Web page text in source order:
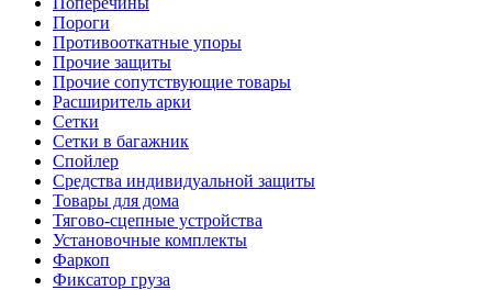
Пороги
Противооткатные упоры
Прочие защиты
Прочие сопутствующие товары
Расширитель арки
Сетки
Сетки в багажник
Спойлер
Средства индивидуальной защиты
Товары для дома
Тягово-сцепные устройства
Установочные комплекты
Фаркоп
Фиксатор груза